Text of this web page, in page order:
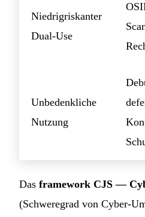
Niedrigriskanter
Dual-Use
Unbedenkliche
Nutzung
Das framework CJS —
(Schweregrad von Cyber-